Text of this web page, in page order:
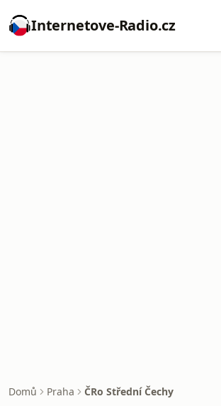
Internetove-Radio.cz
Domů Praha ČRo Střední Čechy